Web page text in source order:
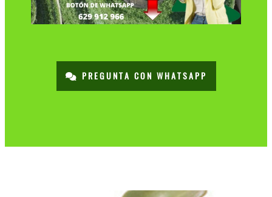
PREGUNTA CON WHATSAPP